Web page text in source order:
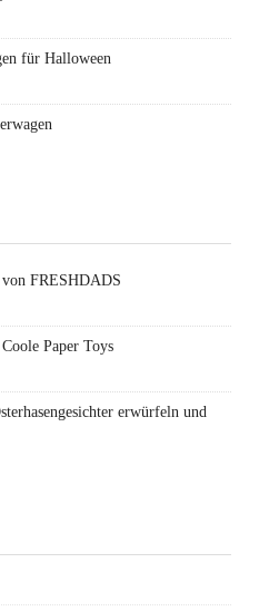
für Halloween
von FRESHDADS
Paper Toys
erwürfeln und